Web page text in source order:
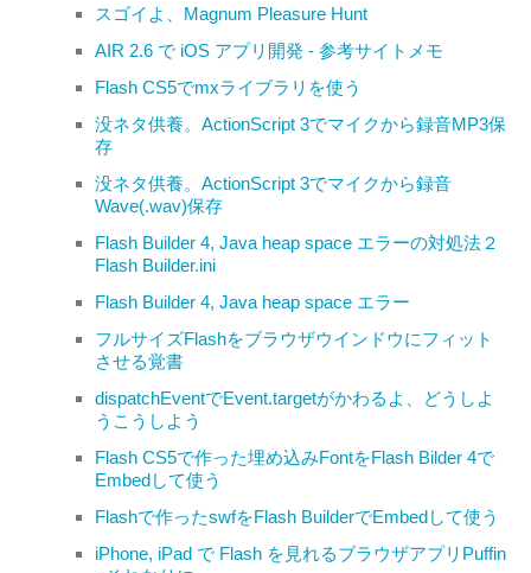
スゴイよ、Magnum Pleasure Hunt
AIR 2.6 で iOS アプリ開発 - 参考サイトメモ
Flash CS5でmxライブラリを使う
没ネタ供養。ActionScript 3でマイクから録音MP3保
存
没ネタ供養。ActionScript 3でマイクから録音
Wave(.wav)保存
Flash Builder 4, Java heap space エラーの対処法２
Flash Builder.ini
Flash Builder 4, Java heap space エラー
フルサイズFlashをブラウザウインドウにフィット
させる覚書
dispatchEventでEvent.targetがかわるよ、どうしよ
うこうしよう
Flash CS5で作った埋め込みFontをFlash Bilder 4で
Embedして使う
Flashで作ったswfをFlash BuilderでEmbedして使う
iPhone, iPad で Flash を見れるブラウザアプリPuffin